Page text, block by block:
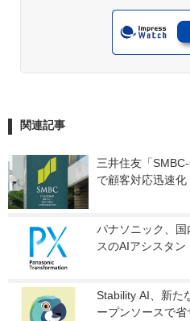
関連記事
三井住友「
で顧客対応迅速化
パナソニック、
スのAIアシスタン
Stability AI、新た
ープンソースで省